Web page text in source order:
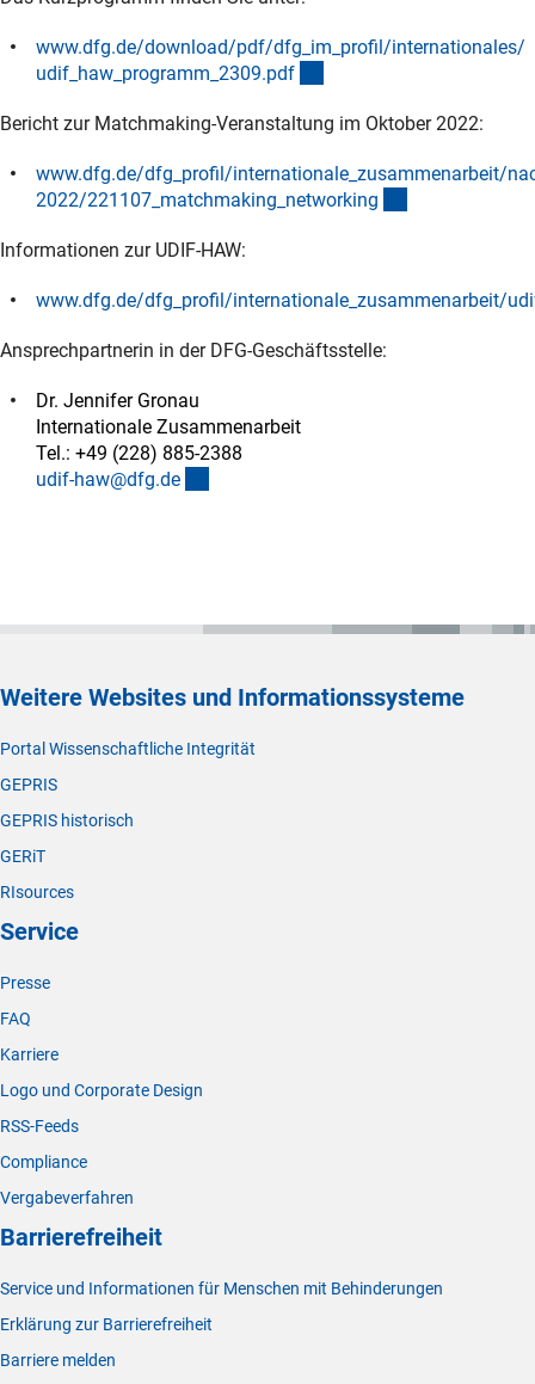
www.dfg.de/download/pdf/dfg_im_profil/internationales/
udif_haw_programm_2309.pdf
Bericht zur Matchmaking-Veranstaltung im Oktober 2022:
www.dfg.de/dfg_profil/internationale_zusammenarbeit/
2022/221107_matchmaking_networking
Informationen zur UDIF-HAW:
www.dfg.de/dfg_profil/internationale_zusammenarbeit/
Ansprechpartnerin in der DFG-Geschäftsstelle:
Dr. Jennifer Gronau
Internationale Zusammenarbeit
Tel.: +49 (228) 885-2388
udif-haw@dfg.de
Weitere Websites und Informationssysteme
Portal Wissenschaftliche Integrität
GEPRIS
GEPRIS historisch
GERiT
RIsources
Service
Presse
FAQ
Karriere
Logo und Corporate Design
RSS-Feeds
Compliance
Vergabeverfahren
Barrierefreiheit
Service und Informationen für Menschen mit Behinderungen
Erklärung zur Barrierefreiheit
Barriere melden